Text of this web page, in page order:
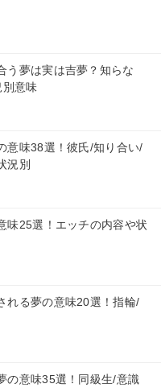
う夢は実は吉夢？知らな
別意味
意味38選！彼氏/知り合い/
況別
味25選！エッチの内容や状
れる夢の意味20選！指輪/
の意味35選！同級生/意識